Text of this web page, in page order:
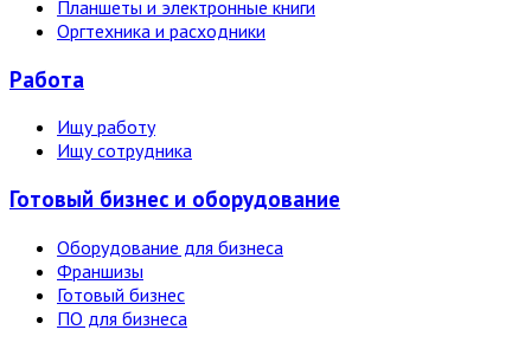
Планшеты и электронные книги
Оргтехника и расходники
Работа
Ищу работу
Ищу сотрудника
Готовый бизнес и оборудование
Оборудование для бизнеса
Франшизы
Готовый бизнес
ПО для бизнеса